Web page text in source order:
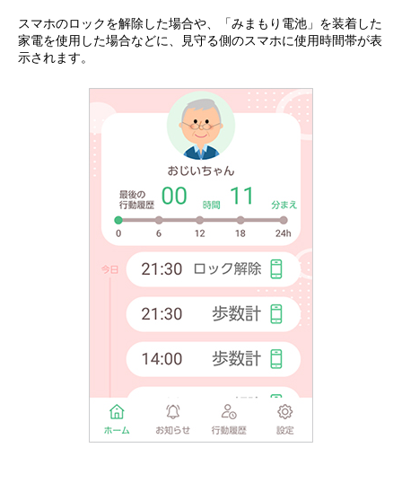
スマホのロックを解除した場合や、「みまもり電池」を装着した
家電を使用した場合などに、見守る側のスマホに使用時間帯が表
示されます。